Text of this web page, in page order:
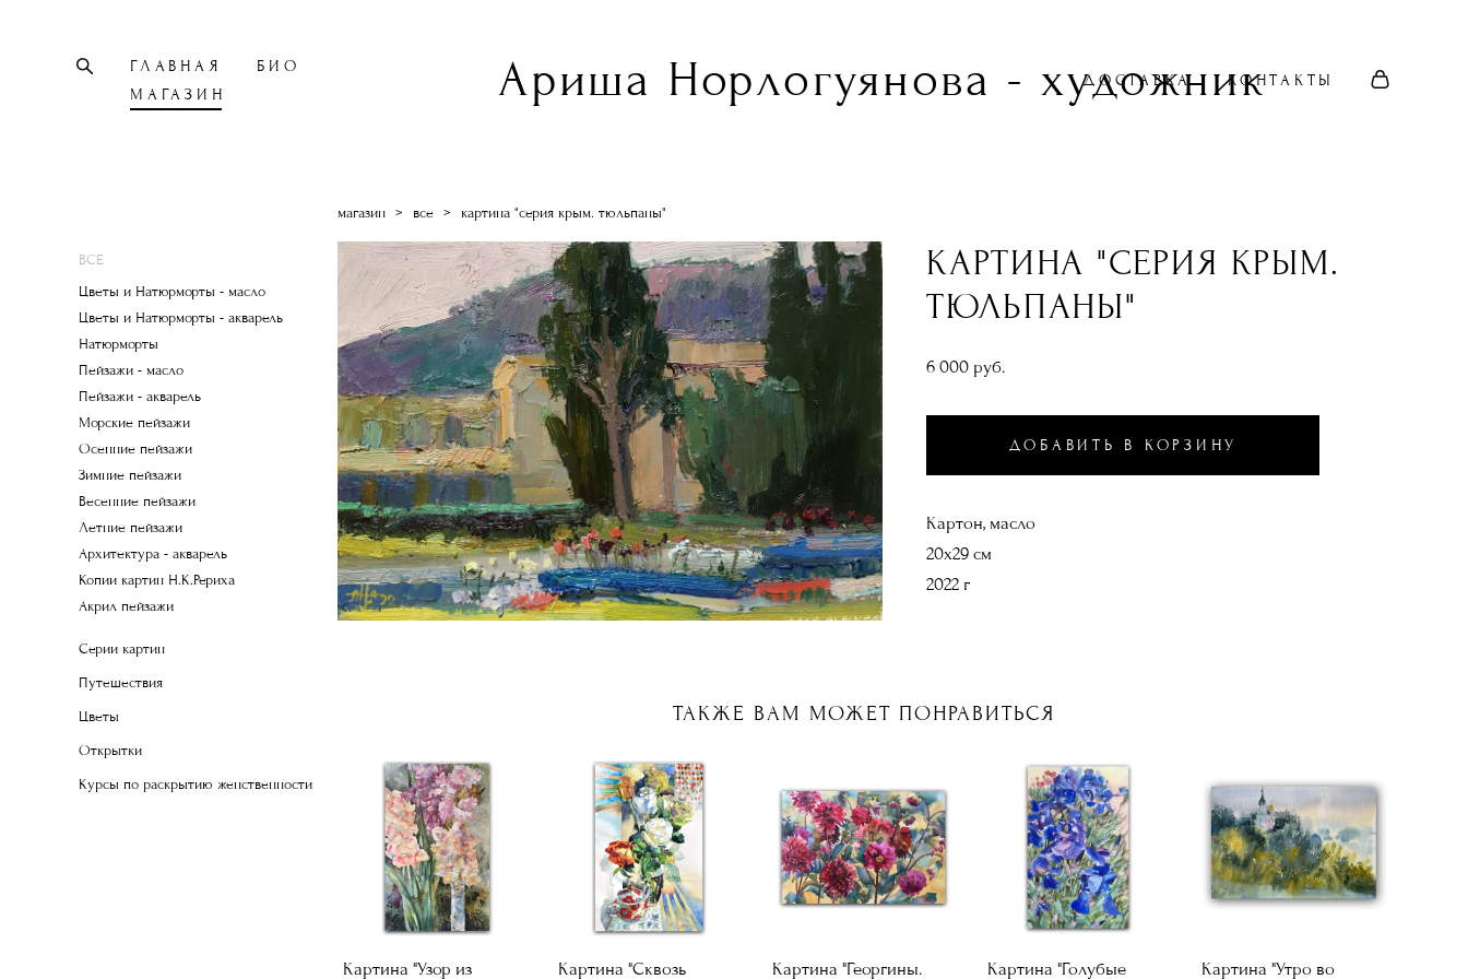
ГЛАВНАЯ
БИО
МАГАЗИН
Ариша Норлогуянова - художник
ДОСТАВКА КОНТАКТЫ
ВСЕ
Цветы и Натюрморты - масло
Цветы и Натюрморты - акварель
Натюрморты
Пейзажи - масло
Пейзажи - акварель
Морские пейзажи
Осенние пейзажи
Зимние пейзажи
Весенние пейзажи
Летние пейзажи
Архитектура - акварель
Копии картин Н.К.Рериха
Акрил пейзажи
Серии картин
Путешествия
Цветы
Открытки
Курсы по раскрытию женственности
магазин > все > картина "серия крым. тюльпаны"
КАРТИНА "СЕРИЯ КРЫМ.
ТЮЛЬПАНЫ"
6 000 pуб.
ДОБАВИТЬ В КОРЗИНУ
Картон, масло
20х29 см
2022 г
ТАКЖЕ ВАМ МОЖЕТ ПОНРАВИТЬСЯ
Картина "Узор из Картина "Сквозь Картина "Георгины. Картина "Голубые Картина "Утро во